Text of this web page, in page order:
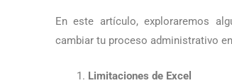
En este artículo, exploraremos
cambiar tu proceso administrativo
Limitaciones de Excel